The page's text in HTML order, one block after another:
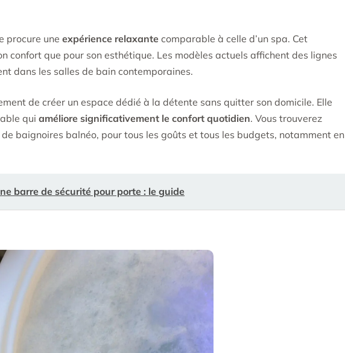
procure une expérience relaxante comparable à celle d’un spa. Cet
confort que pour son esthétique. Les modèles actuels affichent des lignes
dans les salles de bain contemporaines.
de créer un espace dédié à la détente sans quitter son domicile. Elle
qui améliore significativement le confort quotidien. Vous trouverez
baignoires balnéo, pour tous les goûts et tous les budgets, notamment en
barre de sécurité pour porte : le guide